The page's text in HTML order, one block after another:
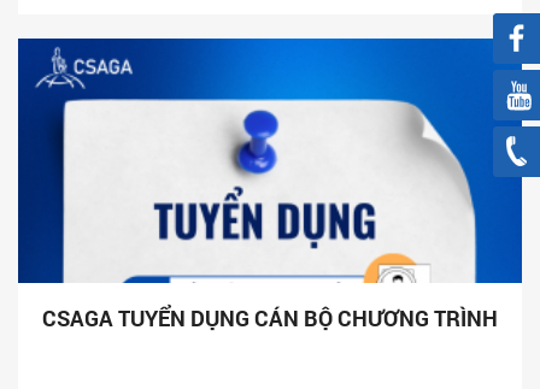
CSAGA TUYỂN DỤNG CÁN BỘ CHƯƠNG TRÌNH